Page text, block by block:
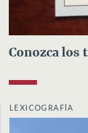
Conozca los
LEXICOGRAFÍA